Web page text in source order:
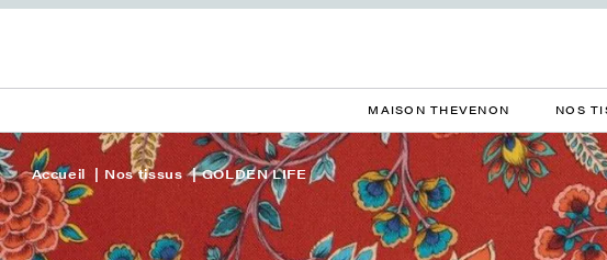
MAISON THEVENON NOS
Accueil Nos tissus GOLDEN LIFE